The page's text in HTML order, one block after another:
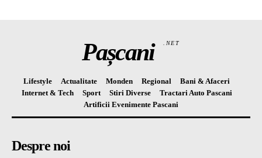
Pașcani .NET
Lifestyle Actualitate Monden Regional
Bani & Afaceri
Internet & Tech
Sport Stiri Diverse
Tractari Auto Pascani
Artificii Evenimente Pascani
Despre noi